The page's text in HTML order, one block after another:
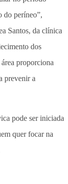
do períneo”,
Santos, da clínica
dos
proporciona
prevenir a
pode ser iniciada
quer focar na